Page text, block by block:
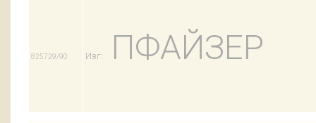
825729/90 Изг: ПФАЙЗЕР